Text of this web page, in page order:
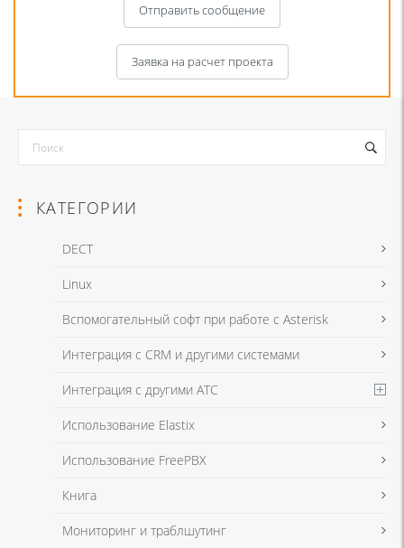
Отправить сообщение
Я даю согласие на обработку моих персональных данных для связи
в соответствии сПолитикой в отношении обработки персональных
Заявка на расчет проекта
Я даю согласие на обработку моих персональных данных для связи
в соответствии с Политикой в отношении обработки персональных
КАТЕГОРИИ
DECT
Linux
Вспомогательный софт при работе с Asterisk
Интеграция с CRM и другими системами
Интеграция с другими АТС
Использование Elastix
Использование FreePBX
Книга
Мониторинг и траблшутинг